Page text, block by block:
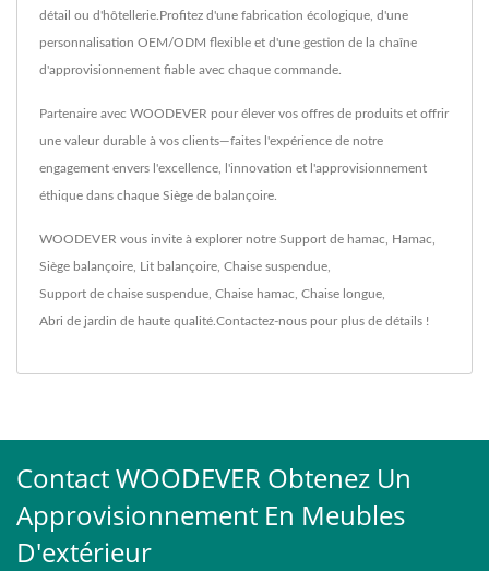
détail ou d'hôtellerie.Profitez d'une fabrication écologique, d'une
personnalisation OEM/ODM flexible et d'une gestion de la chaîne
d'approvisionnement fiable avec chaque commande.
Partenaire avec WOODEVER pour élever vos offres de produits et offrir
une valeur durable à vos clients—faites l'expérience de notre
engagement envers l'excellence, l'innovation et l'approvisionnement
éthique dans chaque Siège de balançoire.
WOODEVER vous invite à explorer notre Support de hamac Hamac
Siège balançoire Lit balançoire Chaise suspendue
Support de chaise suspendue Chaise hamac Chaise longue
Abri de jardin de haute qualité. Contactez-nous pour plus de détails !
Contact WOODEVER Obtenez Un
Approvisionnement En Meubles
D'extérieur